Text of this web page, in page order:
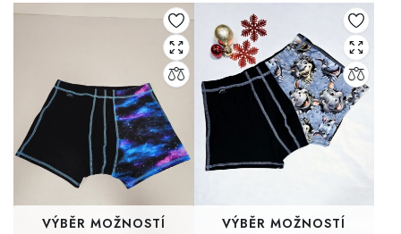
VÝBĚR MOŽNOSTÍ VÝBĚR MOŽNOSTÍ